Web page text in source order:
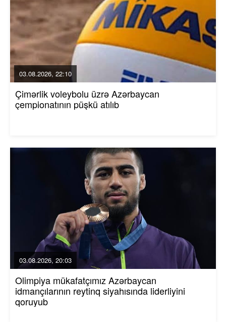
03.08.2026, 22:10
Çimərlik voleybolu üzrə Azərbaycan
çempionatının püşkü atılıb
03.08.2026, 20:03
Olimpiya mükafatçımız Azərbaycan
idmançılarının reytinq siyahısında liderliyini
qoruyub